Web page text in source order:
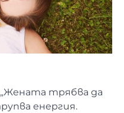
„Жената трябва да
енергия.